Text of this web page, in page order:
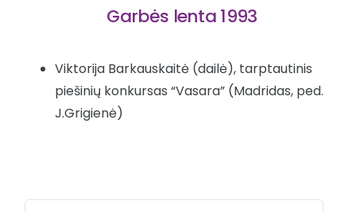
ADMINISTRACINĖ INFORMACIJA
STRUKTŪRA IR KONTAKTAI
D.U.K.
Garbės lenta 1993
Viktorija Barkauskaitė (dailė), tarptautinis
piešinių konkursas “Vasara” (Madridas, ped.
J.Grigienė)